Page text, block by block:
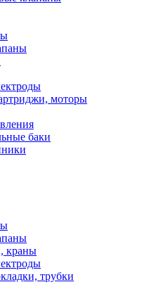
моторы
баки
краны
трубки